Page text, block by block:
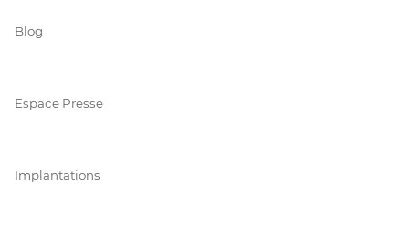
Blog
Espace Presse
Implantations